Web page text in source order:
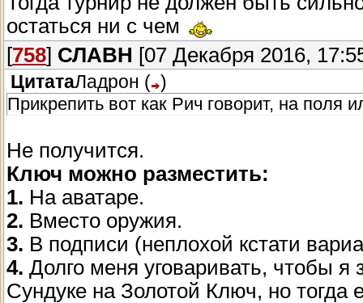
остаться ни с чем
[758] СЛАВН [07 Декабря 2016,
ЦитатаЛадрон ( )
Прикрепить вот как Рич говорит, на поля
Не получится.
Ключ можно разместить:
1. На аватаре.
2. Вместо оружия.
3. В подписи (неплохой кстати
4. Долго меня уговаривать, чтобы
Сундуке на Золотой Ключ, но тогда